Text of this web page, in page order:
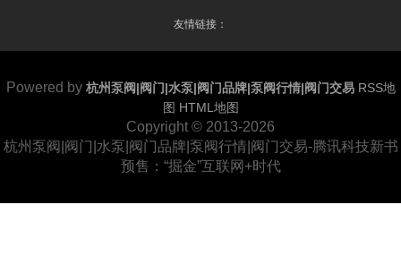
友情链接：
Powered by 杭州泵阀|阀门|水泵|阀门品牌|泵阀行情|阀门交易 RSS地
图 HTML地图
Copyright © 2013-2026
杭州泵阀|阀门|水泵|阀门品牌|泵阀行情|阀门交易-腾讯科技新书
预售：“掘金”互联网+时代